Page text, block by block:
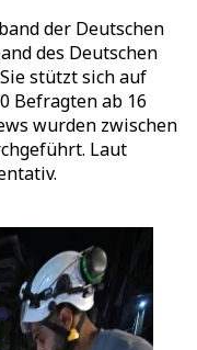
der Deutschen
des Deutschen
stützt sich auf
Befragten ab 16
wurden zwischen
Laut